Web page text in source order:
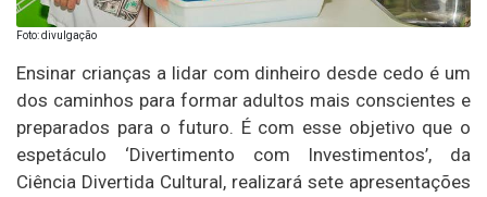
Foto: divulgação
Ensinar crianças a lidar com dinheiro desde cedo é um
dos caminhos para formar adultos mais conscientes e
preparados para o futuro. É com esse objetivo que o
espetáculo ‘Divertimento com Investimentos’, da
Ciência Divertida Cultural, realizará sete apresentações